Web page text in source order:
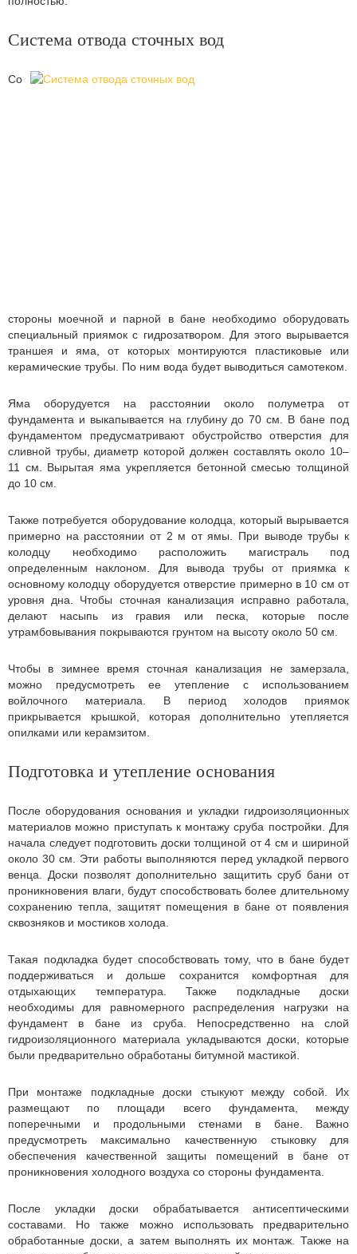
Система отвода сточных вод
Со
стороны моечной и парной в бане необходимо оборудовать
специальный приямок с гидрозатвором. Для этого вырывается
траншея и яма, от которых монтируются пластиковые или
керамические трубы. По ним вода будет выводиться самотеком.
Яма оборудуется на расстоянии около полуметра от
фундамента и выкапывается на глубину до 70 см. В бане под
фундаментом предусматривают обустройство отверстия для
сливной трубы, диаметр которой должен составлять около 10–
11 см. Вырытая яма укрепляется бетонной смесью толщиной
до 10 см.
Также потребуется оборудование колодца, который вырывается
примерно на расстоянии от 2 м от ямы. При выводе трубы к
колодцу необходимо расположить магистраль под
определенным наклоном. Для вывода трубы от приямка к
основному колодцу оборудуется отверстие примерно в 10 см от
уровня дна. Чтобы сточная канализация исправно работала,
делают насыпь из гравия или песка, которые после
утрамбовывания покрываются грунтом на высоту около 50 см.
Чтобы в зимнее время сточная канализация не замерзала,
можно предусмотреть ее утепление с использованием
войлочного материала. В период холодов приямок
прикрывается крышкой, которая дополнительно утепляется
опилками или керамзитом.
Подготовка и утепление основания
После оборудования основания и укладки гидроизоляционных
материалов можно приступать к монтажу сруба постройки. Для
начала следует подготовить доски толщиной от 4 см и шириной
около 30 см. Эти работы выполняются перед укладкой первого
венца. Доски позволят дополнительно защитить сруб бани от
проникновения влаги, будут способствовать более длительному
сохранению тепла, защитят помещения в бане от появления
сквозняков и мостиков холода.
Такая подкладка будет способствовать тому, что в бане будет
поддерживаться и дольше сохранится комфортная для
отдыхающих температура. Также подкладные доски
необходимы для равномерного распределения нагрузки на
фундамент в бане из сруба. Непосредственно на слой
гидроизоляционного материала укладываются доски, которые
были предварительно обработаны битумной мастикой.
При монтаже подкладные доски стыкуют между собой. Их
размещают по площади всего фундамента, между
поперечными и продольными стенами в бане. Важно
предусмотреть максимально качественную стыковку для
обеспечения качественной защиты помещений в бане от
проникновения холодного воздуха со стороны фундамента.
После укладки доски обрабатывается антисептическими
составами. Но также можно использовать предварительно
обработанные доски, а затем выполнять их монтаж. Также на